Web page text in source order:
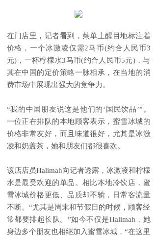
在门店里，记者看到，菜单上醒目地标注着
价格，一个冰激凌仅需2马币(约合人民币3
元)，一杯柠檬水3马币(约合人民币5元)，与
其在中国的定价策略一脉相承，在当地的消
费市场中展现出强大的竞争力。
“我的中国朋友说这是他们的‘国民饮品’”。
一位正在排队的本地顾客表示，蜜雪冰城的
价格非常友好，而且味道很好，尤其是冰激
凌和奶盖茶，她和朋友们都很喜欢。
该店店员Halimah向记者透露，冰激凌和柠檬
水是最受欢迎的单品。相比本地冷饮店，蜜
雪冰城价格更低、品质却不输，日常客流量
不断。“尤其是周末和节假日的时候，顾客经
常都要排起长队。”如今不仅是Halimah，她
身边多个朋友也相继加入蜜雪冰城，“在这里